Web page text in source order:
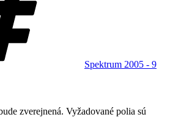
Spektrum 2005 - 9
zverejnená. Vyžadované polia sú